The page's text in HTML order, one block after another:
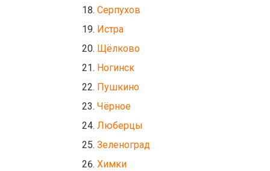
Серпухов
Истра
Щёлково
Ногинск
Пушкино
Чёрное
Люберцы
Зеленоград
Химки